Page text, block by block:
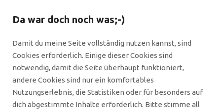
Blog
Da war doch noch was;-)
Damit du meine Seite vollständig nutzen kannst, sind
Cookies erforderlich. Einige dieser Cookies sind
notwendig, damit die Seite überhaupt funktioniert,
andere Cookies sind nur ein komfortables
Nutzungserlebnis, die Statistiken oder für besonders auf
dich abgestimmte Inhalte erforderlich. Bitte stimme all